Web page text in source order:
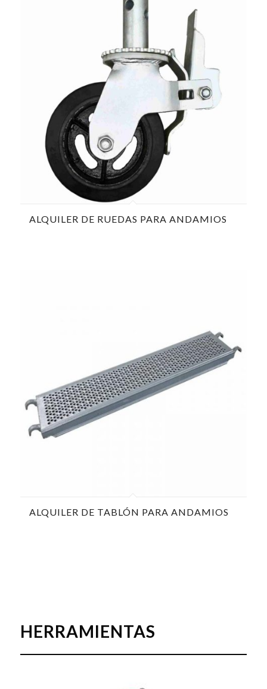
ALQUILER DE RUEDAS PARA ANDAMIOS
ALQUILER DE TABLÓN PARA ANDAMIOS
HERRAMIENTAS